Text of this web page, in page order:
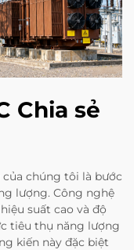
Chia sẻ
của chúng tôi là bước
lượng. Công nghệ
suất cao và độ
tiêu thụ năng lượng
kiến này đặc biệt